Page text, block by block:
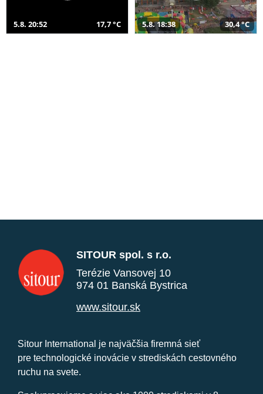
5.8. 20:52 17,7 °C 5.8. 18:38 30,4 °C
SITOUR spol. s r.o.
Terézie Vansovej 10
974 01 Banská Bystrica
www.sitour.sk
Sitour International je najväčšia firemná sieť
pre technologické inovácie v strediskách cestovného
ruchu na svete.